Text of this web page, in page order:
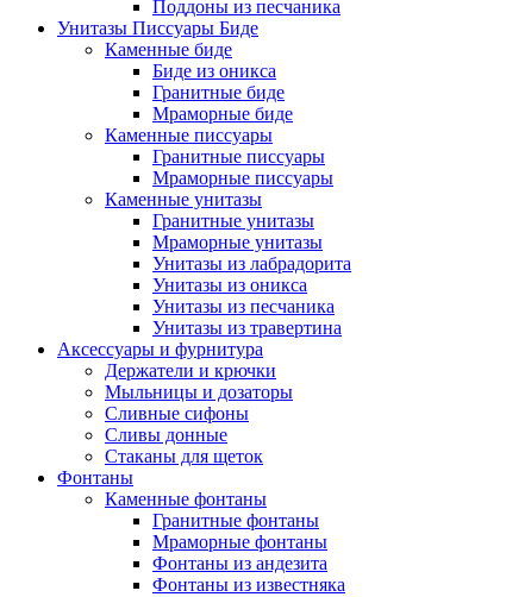
Поддоны из песчаника
Унитазы Писсуары Биде
Каменные биде
Биде из оникса
Гранитные биде
Мраморные биде
Каменные писсуары
Гранитные писсуары
Мраморные писсуары
Каменные унитазы
Гранитные унитазы
Мраморные унитазы
Унитазы из лабрадорита
Унитазы из оникса
Унитазы из песчаника
Унитазы из травертина
Аксессуары и фурнитура
Держатели и крючки
Мыльницы и дозаторы
Сливные сифоны
Сливы донные
Стаканы для щеток
Фонтаны
Каменные фонтаны
Гранитные фонтаны
Мраморные фонтаны
Фонтаны из андезита
Фонтаны из известняка